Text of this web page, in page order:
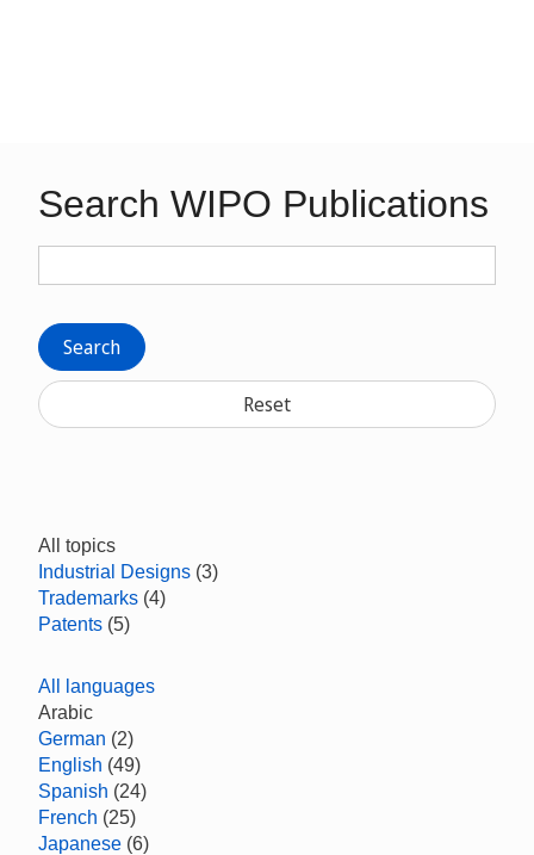
Search WIPO Publications
Search
Reset
All topics
Industrial Designs (3)
Trademarks (4)
Patents (5)
All languages
Arabic
German (2)
English (49)
Spanish (24)
French (25)
Japanese (6)